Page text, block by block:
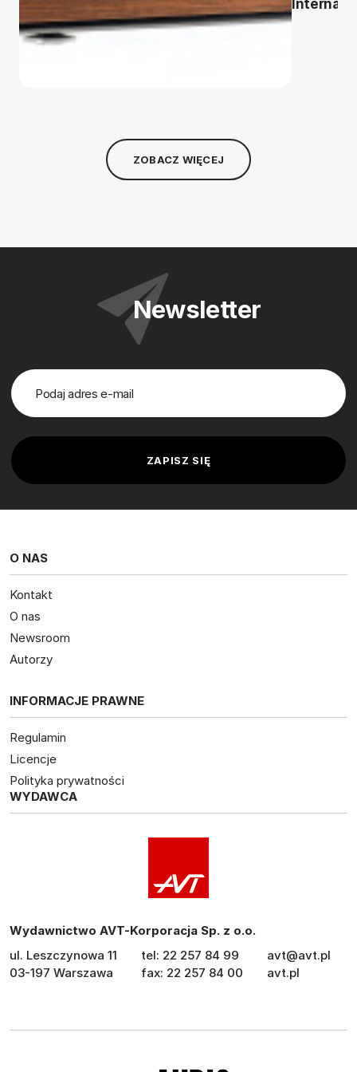
ZOBACZ WIĘCEJ
Newsletter
O NAS
Kontakt
O nas
Newsroom
Autorzy
INFORMACJE PRAWNE
Regulamin
Licencje
Polityka prywatności
WYDAWCA
Wydawnictwo AVT-Korporacja Sp. z o.o.
ul. Leszczynowa 11
03-197 Warszawa
tel: 22 257 84 99
fax: 22 257 84 00
avt@avt.pl
avt.pl